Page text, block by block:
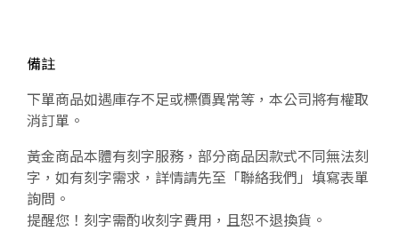
備註
下單商品如遇庫存不足或標價異常等，本公司將有權取
消訂單。
黃金商品本體有刻字服務，部分商品因款式不同無法刻
字，如有刻字需求，詳情請先至「聯絡我們」填寫表單
詢問。
提醒您！刻字需酌收刻字費用，且恕不退換貨。